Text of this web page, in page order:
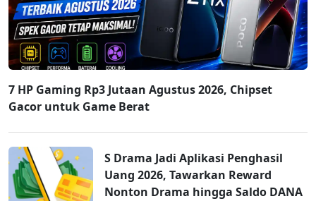
7 HP Gaming Rp3 Jutaan Agustus 2026, Chipset
Gacor untuk Game Berat
S Drama Jadi Aplikasi Penghasil
Uang 2026, Tawarkan Reward
Nonton Drama hingga Saldo DANA